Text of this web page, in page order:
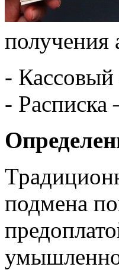
получения
-
- Расписка
подмена